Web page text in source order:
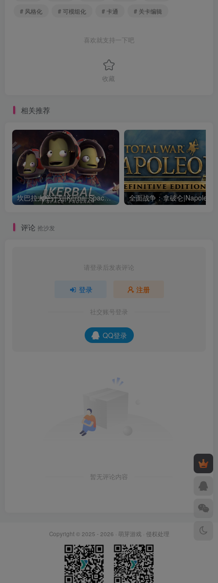
# 风格化
# 可模组化 # 卡通 # 关卡编辑
喜欢就支持一下吧
收藏
相关推荐
坎巴拉太空计划|Kerbal Space Program|1.12.5.3190|整合全DLC
评论 抢沙发
请登录后发表评论
登录 注册
社交账号登录
QQ登录
暂无评论内容
Copyright © 2025 - 2026 · 萌芽游戏 · 侵权处理